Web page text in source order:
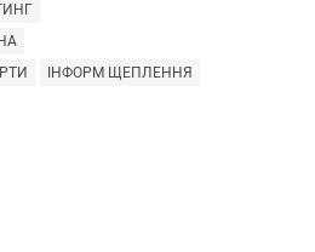
ІНФОРМ ЩЕПЛЕННЯ